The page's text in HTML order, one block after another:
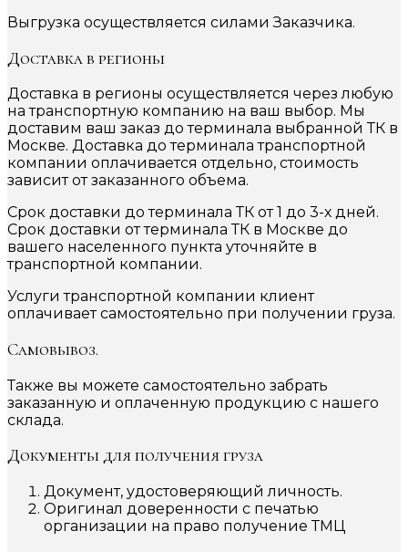
Выгрузка осуществляется силами Заказчика.
Доставка в регионы
Доставка в регионы осуществляется через любую
на транспортную компанию на ваш выбор. Мы
доставим ваш заказ до терминала выбранной ТК в
Москве. Доставка до терминала транспортной
компании оплачивается отдельно, стоимость
зависит от заказанного объема.
Срок доставки до терминала ТК от 1 до 3-х дней.
Срок доставки от терминала ТК в Москве до
вашего населенного пункта уточняйте в
транспортной компании.
Услуги транспортной компании клиент
оплачивает самостоятельно при получении груза.
Самовывоз.
Также вы можете самостоятельно забрать
заказанную и оплаченную продукцию с нашего
склада.
Документы для получения груза
Документ, удостоверяющий личность.
Оригинал доверенности с печатью
организации на право получение ТМЦ